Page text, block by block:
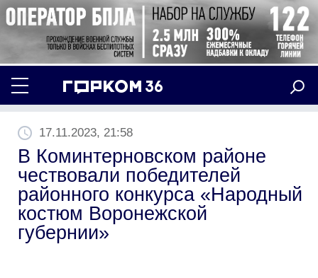
17.11.2023, 21:58
В Коминтерновском районе
чествовали победителей
районного конкурса «Народный
костюм Воронежской
губернии»